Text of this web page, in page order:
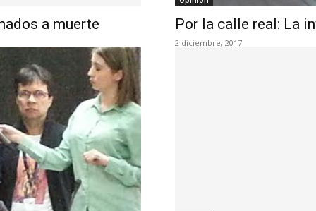
a muerte Por la calle real: La
2 diciembre, 2017